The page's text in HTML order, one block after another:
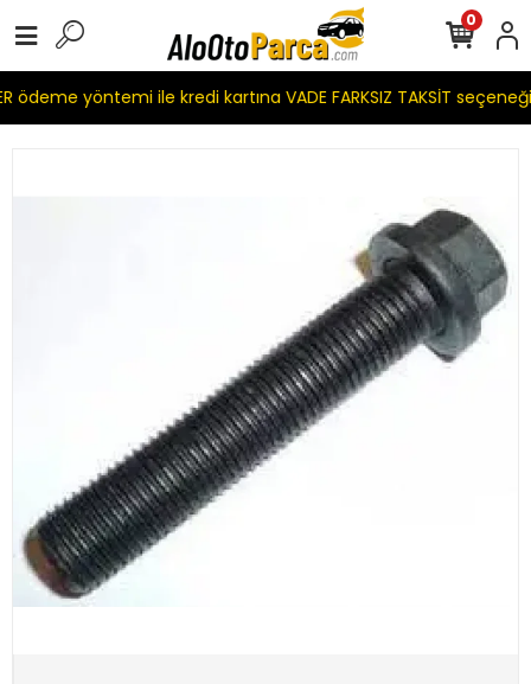
ödeme yöntemi ile kredi kartına VADE FARKSIZ TAKSİT
0